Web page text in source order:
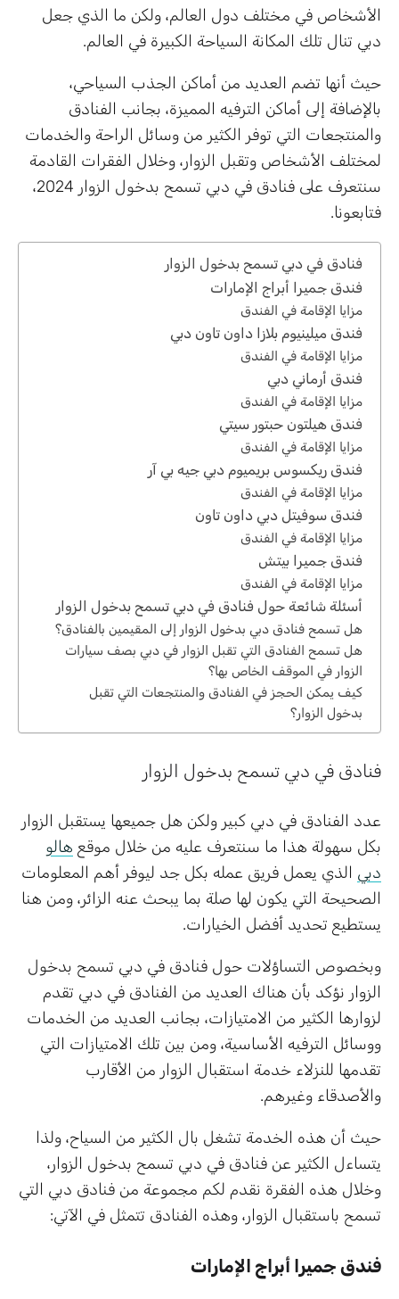
الأشخاص في مختلف دول العالم، ولكن ما الذي جعل
دبي تنال تلك المكانة السياحة الكبيرة في العالم.
حيث أنها تضم العديد من أماكن الجذب السياحي،
بالإضافة إلى أماكن الترفيه المميزة، بجانب الفنادق
والمنتجعات التي توفر الكثير من وسائل الراحة والخدمات
لمختلف الأشخاص وتقبل الزوار، وخلال الفقرات القادمة
سنتعرف على فنادق في دبي تسمح بدخول الزوار 2024،
فتابعونا.
فنادق في دبي تسمح بدخول الزوار
فندق جميرا أبراج الإمارات
مزايا الإقامة في الفندق
فندق ميلينيوم بلازا داون تاون دبي
مزايا الإقامة في الفندق
فندق أرماني دبي
مزايا الإقامة في الفندق
فندق هيلتون حبتور سيتي
مزايا الإقامة في الفندق
فندق ريكسوس بريميوم دبي جيه بي آر
مزايا الإقامة في الفندق
فندق سوفيتل دبي داون تاون
مزايا الإقامة في الفندق
فندق جميرا بيتش
مزايا الإقامة في الفندق
أسئلة شائعة حول فنادق في دبي تسمح بدخول الزوار
هل تسمح فنادق دبي بدخول الزوار إلى المقيمين بالفنادق؟
هل تسمح الفنادق التي تقبل الزوار في دبي بصف سيارات
الزوار في الموقف الخاص بها؟
كيف يمكن الحجز في الفنادق والمنتجعات التي تقبل
بدخول الزوار؟
فنادق في دبي تسمح بدخول الزوار
عدد الفنادق في دبي كبير ولكن هل جميعها يستقبل الزوار
بكل سهولة هذا ما سنتعرف عليه من خلال موقع هالو
دبي الذي يعمل فريق عمله بكل جد ليوفر أهم المعلومات
الصحيحة التي يكون لها صلة بما يبحث عنه الزائر، ومن هنا
يستطيع تحديد أفضل الخيارات.
وبخصوص التساؤلات حول فنادق في دبي تسمح بدخول
الزوار نؤكد بأن هناك العديد من الفنادق في دبي تقدم
لزوارها الكثير من الامتيازات، بجانب العديد من الخدمات
ووسائل الترفيه الأساسية، ومن بين تلك الامتيازات التي
تقدمها للنزلاء خدمة استقبال الزوار من الأقارب
والأصدقاء وغيرهم.
حيث أن هذه الخدمة تشغل بال الكثير من السياح، ولذا
يتساءل الكثير عن فنادق في دبي تسمح بدخول الزوار،
وخلال هذه الفقرة نقدم لكم مجموعة من فنادق دبي التي
تسمح باستقبال الزوار، وهذه الفنادق تتمثل في الآتي:
فندق جميرا أبراج الإمارات